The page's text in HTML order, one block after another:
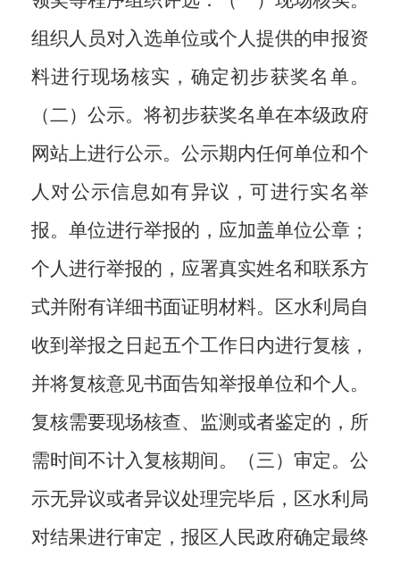
组织人员对入选单位或个人提供的申报资
料进行现场核实，确定初步获奖名单。
（二）公示。将初步获奖名单在本级政府
网站上进行公示。公示期内任何单位和个
人对公示信息如有异议，可进行实名举
报。单位进行举报的，应加盖单位公章；
个人进行举报的，应署真实姓名和联系方
式并附有详细书面证明材料。区水利局自
收到举报之日起五个工作日内进行复核，
并将复核意见书面告知举报单位和个人。
复核需要现场核查、监测或者鉴定的，所
需时间不计入复核期间。（三）审定。公
示无异议或者异议处理完毕后，区水利局
对结果进行审定，报区人民政府确定最终